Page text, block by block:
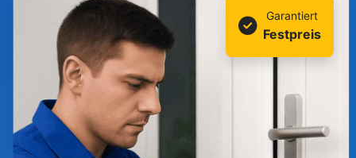
Garantiert
Festpreis